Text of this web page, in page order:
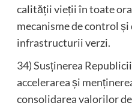
calității vieții în toate
mecanisme de control
infrastructurii verzi.
34) Susținerea
accelerarea și
consolidarea valorilor